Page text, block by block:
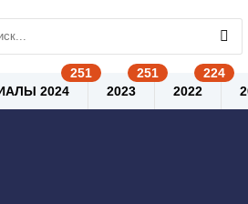
2024 2023 2022